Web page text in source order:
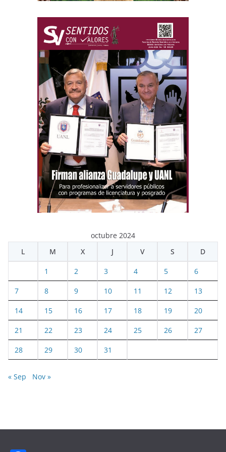
octubre 2024
L
M X J V S D
1 2 3 4 5 6
7 8 9 10 11 12 13
14 15 16 17 18 19 20
21 22 23 24 25 26 27
28 29 30 31
« Sep Nov »